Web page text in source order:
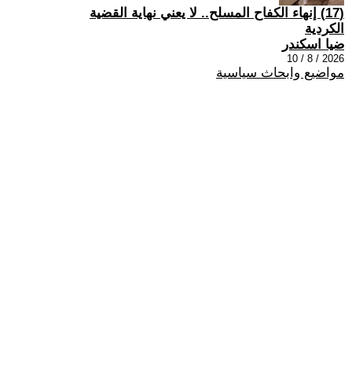
(17) إنهاء الكفاح المسلح.. لا يعني نهاية القضية
الكردية
ضيا اسكندر
2026 / 8 / 10
مواضيع وابحاث سياسية